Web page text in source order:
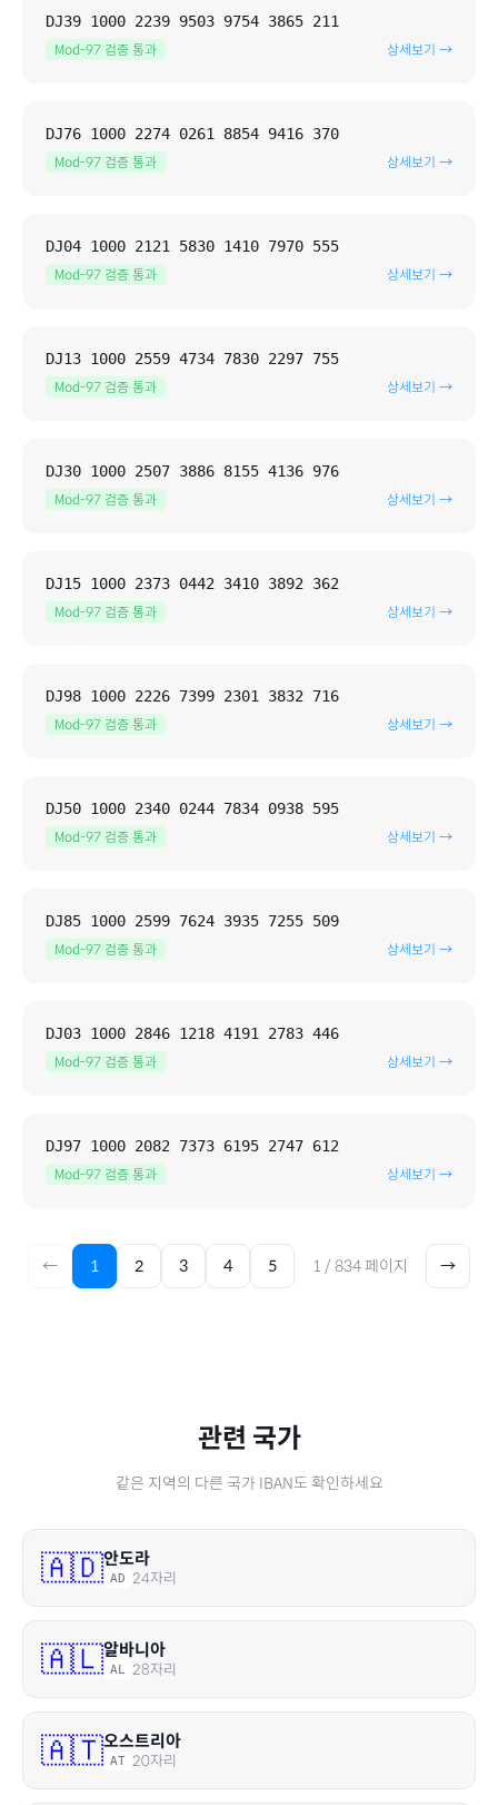
DJ39 1000 2239 9503 9754 3865 211
Mod-97 검증 통과 상세보기 →
DJ76 1000 2274 0261 8854 9416 370
Mod-97 검증 통과 상세보기 →
DJ04 1000 2121 5830 1410 7970 555
Mod-97 검증 통과 상세보기 →
DJ13 1000 2559 4734 7830 2297 755
Mod-97 검증 통과 상세보기 →
DJ30 1000 2507 3886 8155 4136 976
Mod-97 검증 통과 상세보기 →
DJ15 1000 2373 0442 3410 3892 362
Mod-97 검증 통과 상세보기 →
DJ98 1000 2226 7399 2301 3832 716
Mod-97 검증 통과 상세보기 →
DJ50 1000 2340 0244 7834 0938 595
Mod-97 검증 통과 상세보기 →
DJ85 1000 2599 7624 3935 7255 509
Mod-97 검증 통과 상세보기 →
DJ03 1000 2846 1218 4191 2783 446
Mod-97 검증 통과 상세보기 →
DJ97 1000 2082 7373 6195 2747 612
Mod-97 검증 통과 상세보기 →
← 1 2 3 4 5 1 / 834페이지 →
관련 국가
같은 지역의 다른 국가 IBAN도 확인하세요
🇦🇩안도라
AD 24자리
🇦🇱알바니아
AL 28자리
🇦🇹오스트리아
AT 20자리